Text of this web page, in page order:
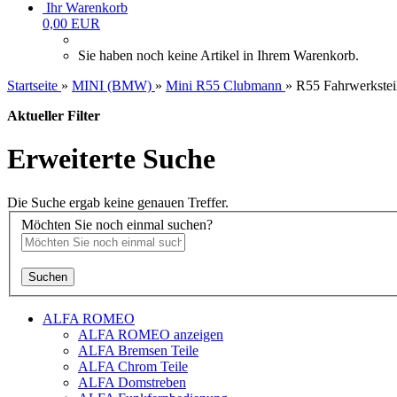
Ihr Warenkorb
0,00 EUR
Sie haben noch keine Artikel in Ihrem Warenkorb.
Startseite » MINI (BMW) » Mini R55 Clubmann » R55
Aktueller Filter
Erweiterte Suche
Die Suche ergab keine genauen Treffer.
Möchten Sie noch einmal suchen?
Suchen
ALFA ROMEO
ALFA ROMEO anzeigen
ALFA Bremsen Teile
ALFA Chrom Teile
ALFA Domstreben